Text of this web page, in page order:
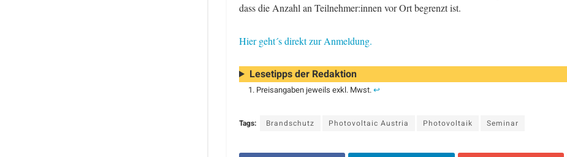
dass die Anzahl an Teilnehmer:innen vor Ort begrenzt ist.
Hier geht´s direkt zur Anmeldung.
Lesetipps der Redaktion
Preisangaben jeweils exkl. Mwst.↩︎
Tags: Brandschutz Photovoltaic Austria Photovoltaik Seminar